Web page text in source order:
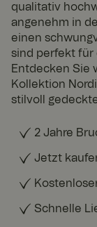
qualitativ
angenehm in
einen
sind perfekt für
Entdecken Sie
Kollektion
stilvoll
2 Jahre
Jetzt
Schnelle